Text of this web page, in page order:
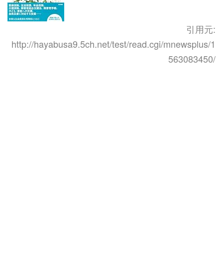
引用元:
http://hayabusa9.5ch.net/test/read.cgi/mnewsplus/1
563083450/